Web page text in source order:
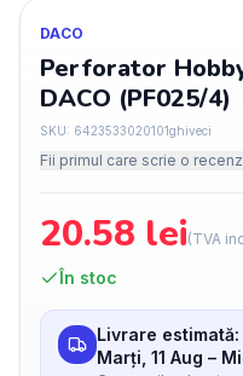
DACO
Perforator
DACO (PF025/4)
SKU: 6423533020101ghiveci
Fii primul care scrie o
20.58 lei(TVA
În stoc
Livrare estimată:
Marți, 11 Aug –